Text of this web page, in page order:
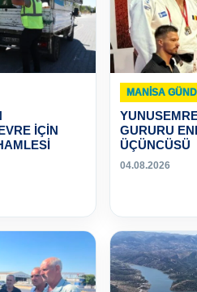
İÇİN
MANISA
GURURU
ÜÇÜNCÜSÜ
04.08.2026